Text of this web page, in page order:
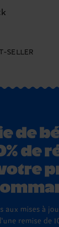
SELLER
de
de
aux mises à
remise de